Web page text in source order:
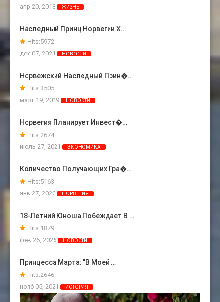
апр 20, 2018 ЖИЗНЬ
Наследный Принц Норвегии Х…
Hits:5972
дек 07, 2021
НОВОСТИ
Норвежский Наследный Прин�…
Hits:3505
март 19, 2019
НОВОСТИ
Норвегия Планирует Инвест�…
Hits:2674
июль 27, 2021
ЭКОНОМИКА
Количество Получающих Гра�…
Hits:5163
янв 27, 2020
НОРВЕГИЯ
18-Летний Юноша Побеждает В …
Hits:1879
фев 26, 2025
НОВОСТИ
Принцесса Марта: "В Моей …
Hits:2646
нояб 05, 2021
ИСТОРИЯ